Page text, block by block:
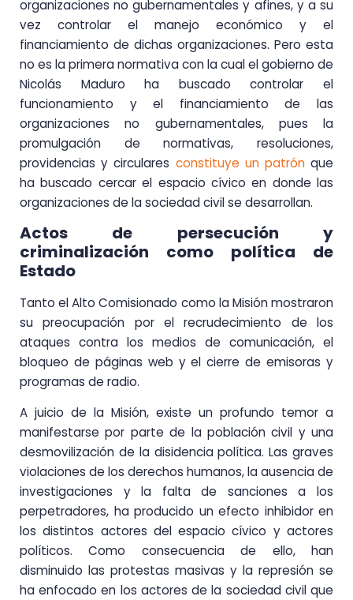
organizaciones no gubernamentales y afines, y a su
vez controlar el manejo económico y el
financiamiento de dichas organizaciones. Pero esta
no es la primera normativa con la cual el gobierno de
Nicolás Maduro ha buscado controlar el
funcionamiento y el financiamiento de las
organizaciones no gubernamentales, pues la
promulgación de normativas, resoluciones,
providencias y circulares constituye un patrón que
ha buscado cercar el espacio cívico en donde las
organizaciones de la sociedad civil se desarrollan.
Actos de persecución y
criminalización como política de
Estado
Tanto el Alto Comisionado como la Misión mostraron
su preocupación por el recrudecimiento de los
ataques contra los medios de comunicación, el
bloqueo de páginas web y el cierre de emisoras y
programas de radio.
A juicio de la Misión, existe un profundo temor a
manifestarse por parte de la población civil y una
desmovilización de la disidencia política. Las graves
violaciones de los derechos humanos, la ausencia de
investigaciones y la falta de sanciones a los
perpetradores, ha producido un efecto inhibidor en
los distintos actores del espacio cívico y actores
políticos. Como consecuencia de ello, han
disminuido las protestas masivas y la represión se
ha enfocado en los actores de la sociedad civil que